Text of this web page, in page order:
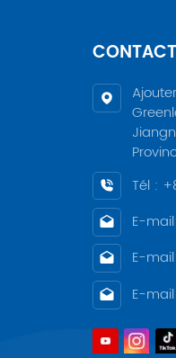
Tél :
E-
E-
E-